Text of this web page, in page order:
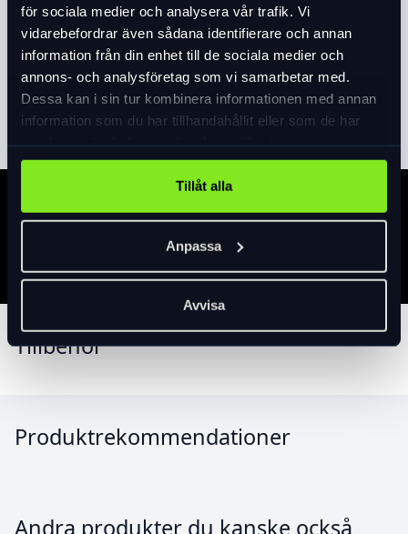
för sociala medier och analysera vår trafik. Vi
vidarebefordrar även sådana identifierare och annan
information från din enhet till de sociala medier och
annons- och analysföretag som vi samarbetar med.
Dessa kan i sin tur kombinera informationen med annan
information som du har tillhandahållit eller som de har
Tillåt alla
Anpassa
Avvisa
Kättinglås med dekorativt skyddshölje. ABUS
automatcylinder med borrskyd och
användarvänlig vändbar nyckel.
6 mm tjock 85cm lång fyrkantskedja med
textilslang som skydd mot lackskador
Kedjan och huset är tillverkade av
specialhärdat stål
Läs mer expand_more
Specifikation
Tillbehör
Produktrekommendationer
Andra produkter du kanske också